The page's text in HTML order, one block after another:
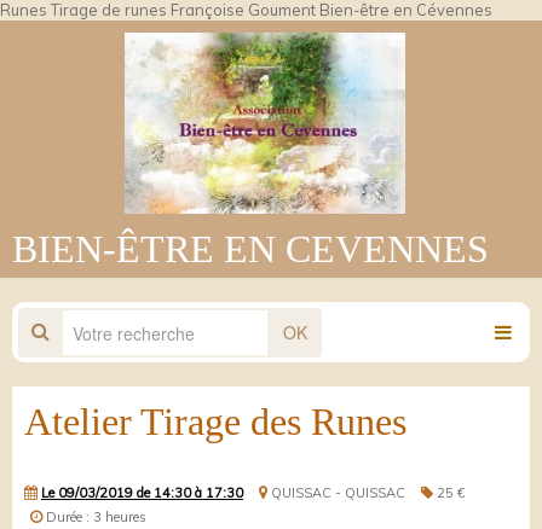
Runes Tirage de runes Françoise Goument Bien-être en Cévennes
BIEN-ÊTRE EN CEVENNES
OK
Atelier Tirage des Runes
Le 09/03/2019 de 14:30 à 17:30 QUISSAC - QUISSAC
25 €
Durée : 3 heures